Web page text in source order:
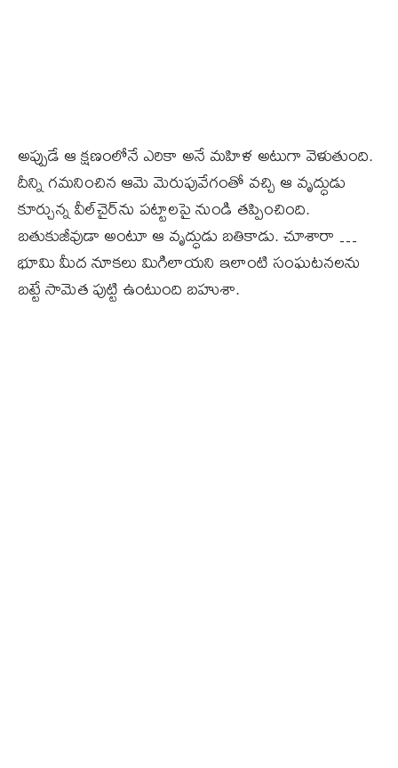
అప్పుడే ఆ క్షణంలోనే ఎరికా అనే మహిళ అటుగా వెళుతుంది.
దీన్ని గమనించిన ఆమె మెరుపువేగంతో వచ్చి ఆ వృద్ధుడు
కూర్చున్న వీల్‌చైర్‌ను పట్టాలపై నుండి తప్పించింది.
బతుకుజీవుడా అంటూ ఆ వృద్ధుడు బతికాడు. చూశారా …
భూమి మీద నూకలు మిగిలాయని ఇలాంటి సంఘటనలను
బట్టే సామెత పుట్టి ఉంటుంది బహుశా.